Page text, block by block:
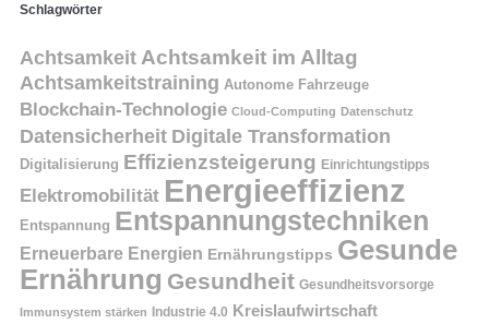
Schlagwörter
AchtsamkeitAchtsamkeit im Alltag
Achtsamkeitstraining Autonome Fahrzeuge
Blockchain-Technologie Cloud-Computing Datenschutz
Datensicherheit Digitale Transformation
Digitalisierung Effizienzsteigerung Einrichtungstipps
Elektromobilität Energieeffizienz
Entspannung Entspannungstechniken
Erneuerbare Energien Ernährungstipps Gesunde
Ernährung Gesundheit Gesundheitsvorsorge
Immunsystem stärken Industrie 4.0 Kreislaufwirtschaft